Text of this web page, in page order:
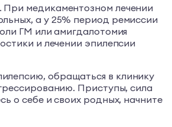
медикаментозном лечении
а у 25% период ремиссии
ГМ или амигдалотомия
и лечении эпилепсии
обращаться в клинику
Приступы, сила
о себе и своих родных, начните